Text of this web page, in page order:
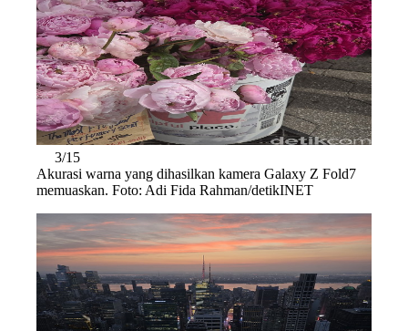
3/15
Akurasi warna yang dihasilkan kamera Galaxy Z Fold7
memuaskan. Foto: Adi Fida Rahman/detikINET